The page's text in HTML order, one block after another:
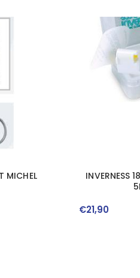
MICHEL
INVERNESS
€21,90